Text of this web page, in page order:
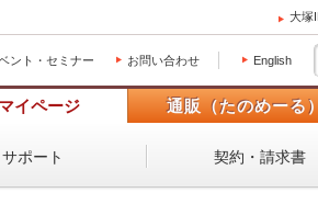
大塚
ント・セミナー お問い合わせ English
イページ 通販（たのめーる）
サポート 契約・請求書